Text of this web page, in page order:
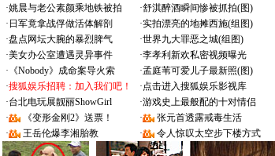
·姚晨与老公素颜乘地铁被拍 ·舒淇醉酒瞬间惨被抓拍(图)
· 日军竟拿战俘做活体解剖 ·实拍漂亮的地摊西施(组图)
·盘点网坛大腕的暴烈脾气 ·世界九大罪恶之城(组图)
·美女办公室遭遇灵异事件 ·李孝利新欢私密视频曝光
· 《Nobody》成命案导火索 ·孟庭苇可爱儿子最新照(图)
·搜狐娱乐招聘：加入我们吧！ ·点击进入搜狐娱乐影视库
·台北电玩展靓丽ShowGirl ·游戏史上最般配的十对情侣
·
《变形金刚2》送票！ ·
张元首透露戒毒生活
·
王岳伦爆李湘胎教 · 令人惊叹太空步下楼方式